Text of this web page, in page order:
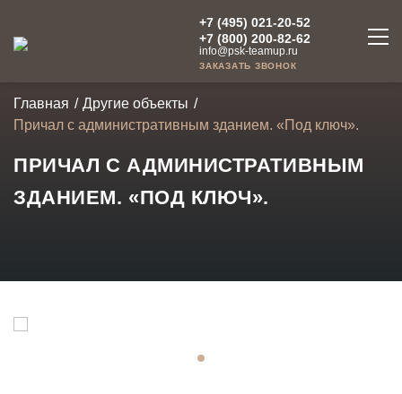
ЗАКАЗАТЬ ЗВОНОК
info@psk-teamup.ru
+7 (495) 021-20-52
+7 (800) 200-82-62
Главная
Другие объекты
Причал с административным зданием. «Под ключ».
ПРИЧАЛ С АДМИНИСТРАТИВНЫМ
ЗДАНИЕМ. «ПОД КЛЮЧ».